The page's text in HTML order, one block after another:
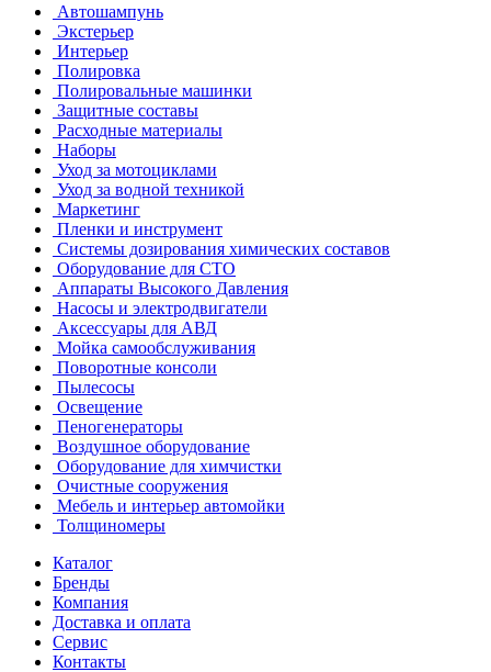
Автошампунь
Экстерьер
Интерьер
Полировка
Полировальные машинки
Защитные составы
Расходные материалы
Наборы
Уход за мотоциклами
Уход за водной техникой
Маркетинг
Пленки и инструмент
Системы дозирования химических составов
Оборудование для СТО
Аппараты Высокого Давления
Насосы и электродвигатели
Аксессуары для АВД
Мойка самообслуживания
Поворотные консоли
Пылесосы
Освещение
Пеногенераторы
Воздушное оборудование
Оборудование для химчистки
Очистные сооружения
Мебель и интерьер автомойки
Толщиномеры
Каталог
Бренды
Компания
Доставка и оплата
Сервис
Контакты